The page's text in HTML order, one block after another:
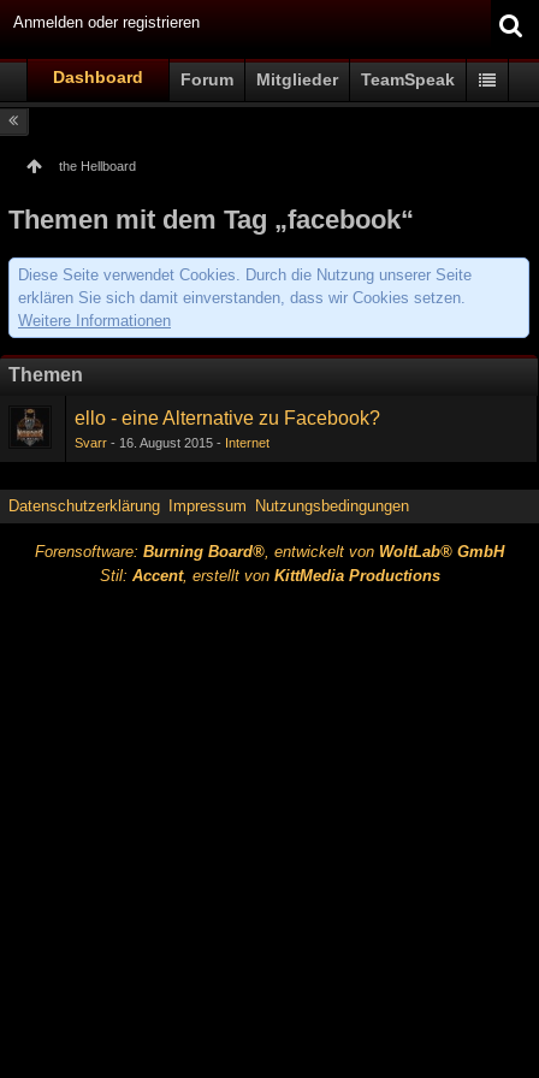
Anmelden oder registrieren
Dashboard Forum Mitglieder TeamSpeak
the Hellboard
Themen mit dem Tag „facebook“
Diese Seite verwendet Cookies. Durch die Nutzung unserer Seite
erklären Sie sich damit einverstanden, dass wir Cookies setzen.
Weitere Informationen
Themen
ello - eine Alternative zu Facebook?
Svarr 16. August 2015 Internet
Datenschutzerklärung Impressum Nutzungsbedingungen
Forensoftware: Burning Board®, entwickelt von WoltLab® GmbH
Stil: Accent, erstellt von KittMedia Productions